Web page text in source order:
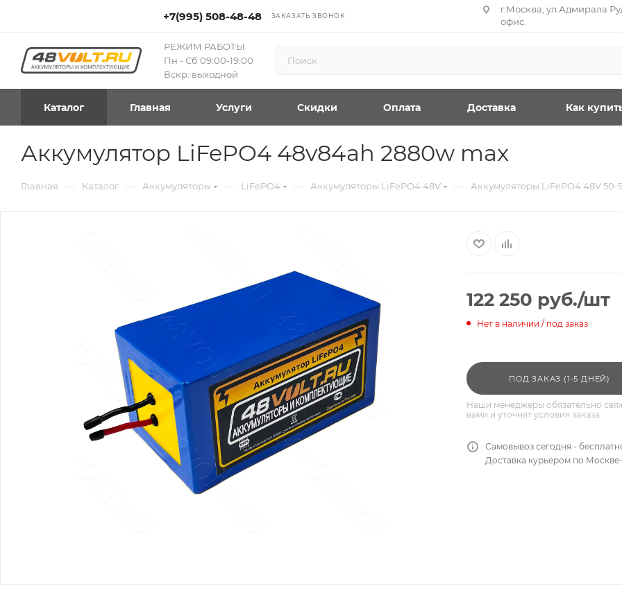
+7(995) 508-48-48 ЗАКАЗАТЬ ЗВОНОК
г.Москва, ул.Адмирала
офис.
РЕЖИМ РАБОТЫ
Пн - Сб 09:00-19:00
Вскр: выходной
Каталог Главная Услуги Скидки Оплата Доставка Как
Аккумулятор LiFePO4 48v84ah 2880w max
Главная — Каталог — Аккумуляторы — LiFePO4 — Аккумуляторы LiFePO4 48V — Аккумуляторы LiFePO4 48V 50-
122 250 руб./шт
Нет в наличии / под заказ
ПОД ЗАКАЗ (1-5 ДНЕЙ)
Наши менеджеры обязательно
вами и уточнят условия заказа
Самовывоз сегодня -
Доставка курьером по